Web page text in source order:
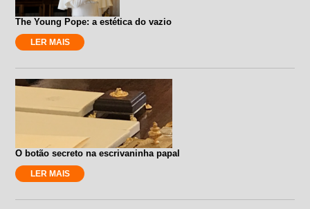
The Young Pope: a estética do vazio
LER MAIS
O botão secreto na escrivaninha papal
LER MAIS